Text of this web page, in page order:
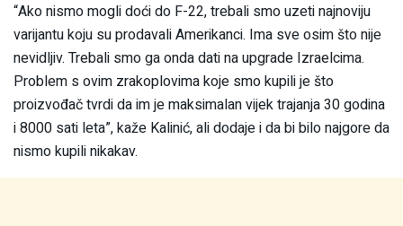
“Ako nismo mogli doći do F-22, trebali smo uzeti najnoviju
varijantu koju su prodavali Amerikanci. Ima sve osim što nije
nevidljiv. Trebali smo ga onda dati na upgrade Izraelcima.
Problem s ovim zrakoplovima koje smo kupili je što
proizvođač tvrdi da im je maksimalan vijek trajanja 30 godina
i 8000 sati leta”, kaže Kalinić, ali dodaje i da bi bilo najgore da
nismo kupili nikakav.